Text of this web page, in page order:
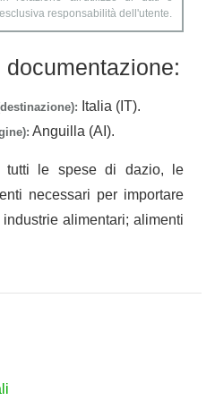
responsabilità dell'utente.
Italia (IT).
Anguilla (AI).
tutti le spese di dazio, le
necessari per importare
alimentari; alimenti